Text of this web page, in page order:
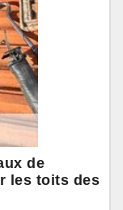
de
les toits des